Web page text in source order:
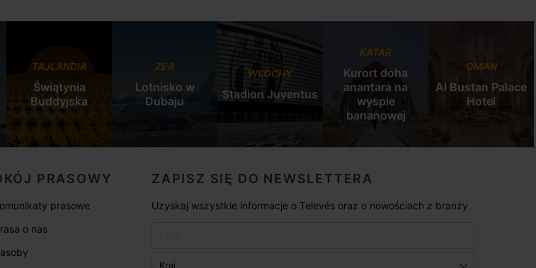
TAJLANDIA
Świątynia
Buddyjska
ZEA
Lotnisko w
Dubaju
WŁOCHY
Stadion Juventus
KATAR
Kurort doha
anantara na
wyspie
bananowej
OMAN
Al Bustan Palace
Hotel
PRASOWY
prasowe
o nas
ZAPISZ SIĘ DO NEWSLETTERA
Uzyskaj wszystkie informacje o Televés oraz o nowościach z branży